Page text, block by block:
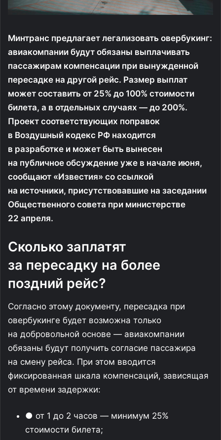
Минтранс предлагает легализовать овербукинг:
авиакомпании будут обязаны выплачивать
пассажирам компенсации при вынужденной
пересадке на другой рейс. Размер выплат
может составить от 25% до 100% стоимости
билета, а в отдельных случаях — до 200%.
Проект соответствующих поправок
в Воздушный кодекс РФ находится
в разработке и может быть вынесен
на публичное обсуждение уже в начале июня,
сообщают «Известия» со ссылкой
на источники, присутствовавшие на заседании
Общественного совета при министерстве
22 апреля.
Сколько заплатят
за пересадку на более
поздний рейс?
Согласно этому документу, пересадка при
овербукинге будет возможна только
на добровольной основе — авиакомпании
обязаны будут получить согласие пассажира
на смену рейса. При этом вводится
фиксированная шкала компенсаций, зависящая
от времени задержки:
● от 1 до 2 часов — минимум 25%
стоимости билета;